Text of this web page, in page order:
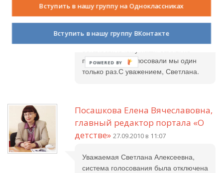
Вчера я и моя
подругоапроголосовали за стихи
было 10 голосов и 45 баллов, так и
прибавились?Голосовали мы один
только раз.С уважением, Светлана.
Посашкова Елена Вячеславовна,
главный редактор портала «О
детстве» 27.09.2010 в 11:07
Уважаемая Светлана Алексеевна,
система голосования была отключена
Вступить в нашу группу на Одноклассниках
Вступить в нашу группу ВКонтакте